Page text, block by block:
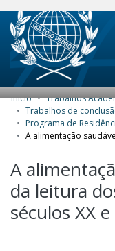
BRAZIL
Simplifique!
Comunica BR
Participe
Acesso à informação
Legislação
COMUNIDADES E
NAVEGAR
ESTATÍSTICAS
SOBRE
Início
Trabalhos
Programa de
A
da leitura
séculos XX e